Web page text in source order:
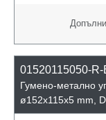
01520115050-R-
Гумено-метално
ø152x115x5 mm,